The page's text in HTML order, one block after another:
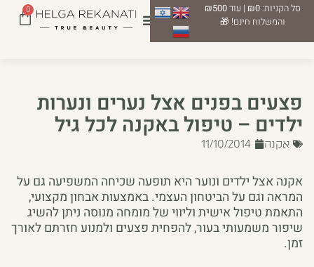
סל הקניות:₪0 | עוד₪500
והמשלוח חינם! 🎁
0
פצעים בפנים אצל נערים ונערות
ילדים – טיפול באקנה לכל גיל
אקנה 11/10/2014
אקנה אצל ילדים ונוער היא תופעה שכיחה המשפיעה גם על
המראה וגם על הביטחון העצמי. באמצעות אבחון מקצועי,
התאמת טיפול אישית וליווי של מומחה מנוסה ניתן להשיג
שיפור משמעותי בעור, להפחית פצעים ולמנוע חזרתם לאורך
זמן.